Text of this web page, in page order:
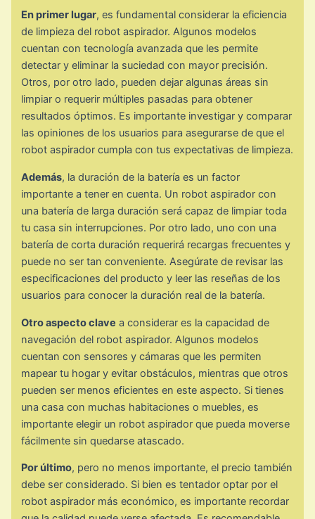
En primer lugar, es fundamental considerar la eficiencia
de limpieza del robot aspirador. Algunos modelos
cuentan con tecnología avanzada que les permite
detectar y eliminar la suciedad con mayor precisión.
Otros, por otro lado, pueden dejar algunas áreas sin
limpiar o requerir múltiples pasadas para obtener
resultados óptimos. Es importante investigar y comparar
las opiniones de los usuarios para asegurarse de que el
robot aspirador cumpla con tus expectativas de limpieza.
Además, la duración de la batería es un factor
importante a tener en cuenta. Un robot aspirador con
una batería de larga duración será capaz de limpiar toda
tu casa sin interrupciones. Por otro lado, uno con una
batería de corta duración requerirá recargas frecuentes y
puede no ser tan conveniente. Asegúrate de revisar las
especificaciones del producto y leer las reseñas de los
usuarios para conocer la duración real de la batería.
Otro aspecto clave a considerar es la capacidad de
navegación del robot aspirador. Algunos modelos
cuentan con sensores y cámaras que les permiten
mapear tu hogar y evitar obstáculos, mientras que otros
pueden ser menos eficientes en este aspecto. Si tienes
una casa con muchas habitaciones o muebles, es
importante elegir un robot aspirador que pueda moverse
fácilmente sin quedarse atascado.
Por último, pero no menos importante, el precio también
debe ser considerado. Si bien es tentador optar por el
robot aspirador más económico, es importante recordar